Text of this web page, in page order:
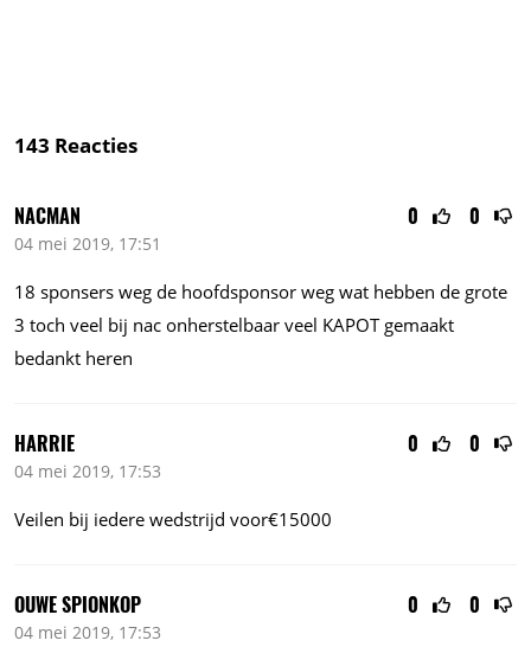
143 Reacties
0 0
NACMAN
04 mei 2019, 17:51
18 sponsers weg de hoofdsponsor weg wat hebben de grote
3 toch veel bij nac onherstelbaar veel KAPOT gemaakt
bedankt heren
0 0
HARRIE
04 mei 2019, 17:53
Veilen bij iedere wedstrijd voor€15000
0 0
OUWE SPIONKOP
04 mei 2019, 17:53